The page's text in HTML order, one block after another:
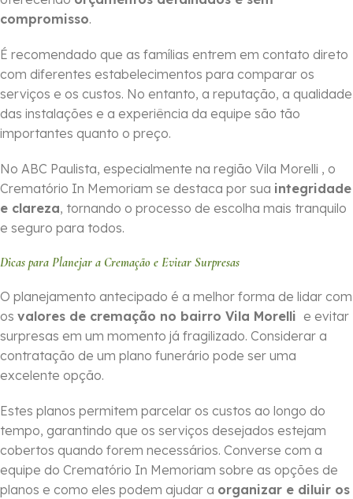
compromisso.
É recomendado que as famílias entrem em contato direto
com diferentes estabelecimentos para comparar os
serviços e os custos. No entanto, a reputação, a qualidade
das instalações e a experiência da equipe são tão
importantes quanto o preço.
No ABC Paulista, especialmente na região Vila Morelli , o
Crematório In Memoriam se destaca por sua integridade
e clareza, tornando o processo de escolha mais tranquilo
e seguro para todos.
Dicas para Planejar a Cremação e Evitar Surpresas
O planejamento antecipado é a melhor forma de lidar com
os valores de cremação no bairro Vila Morelli e evitar
surpresas em um momento já fragilizado. Considerar a
contratação de um plano funerário pode ser uma
excelente opção.
Estes planos permitem parcelar os custos ao longo do
tempo, garantindo que os serviços desejados estejam
cobertos quando forem necessários. Converse com a
equipe do Crematório In Memoriam sobre as opções de
planos e como eles podem ajudar a organizar e diluir os